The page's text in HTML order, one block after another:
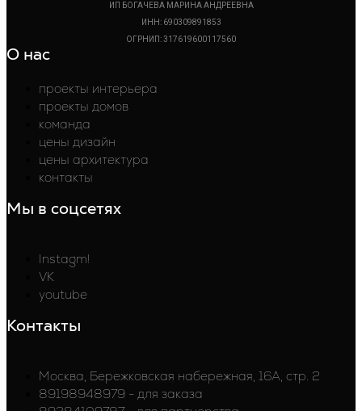
ИП БОГАЧЕВА МАРИНА АНДРЕЕВНА
ИНН: 690309891853
ОГРНИП: 317619600117560
О нас
проекты интерьера
проекты домов
команда
цены дизайн
цены архитектура
контакты
Мы в соцсетях
Instagm!
VK
youtube
Контакты
Москва, Бережковская набережная, 16А, стр. 2
89198948979 - для заказа